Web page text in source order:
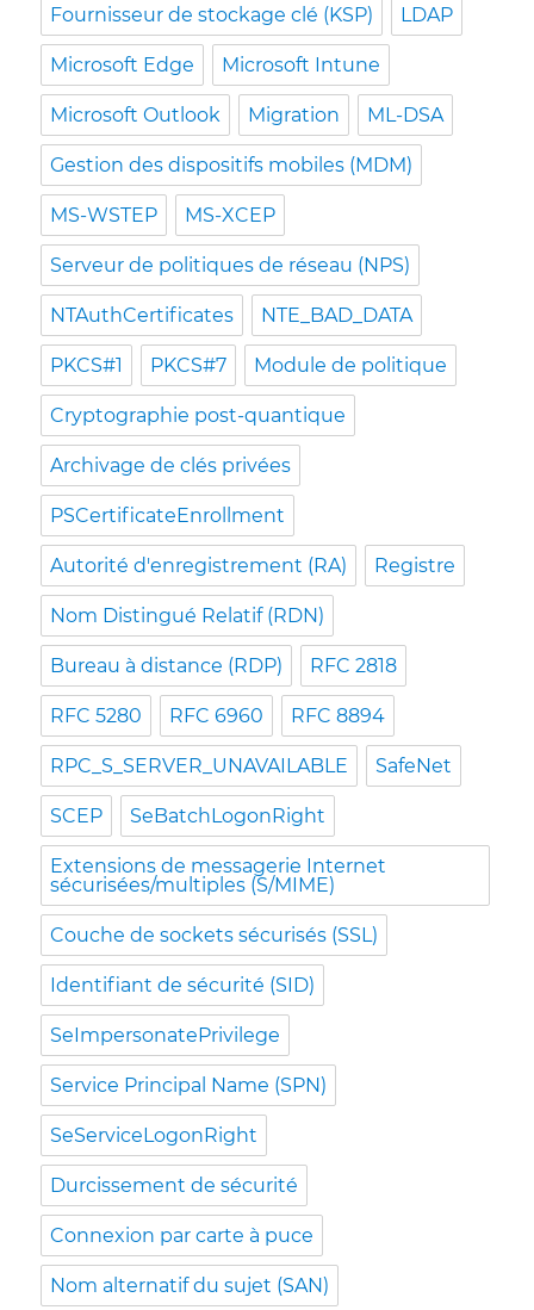
Fournisseur de stockage clé (KSP) LDAP
Microsoft Edge Microsoft Intune
Microsoft Outlook Migration ML-DSA
Gestion des dispositifs mobiles (MDM)
MS-WSTEP MS-XCEP
Serveur de politiques de réseau (NPS)
NTAuthCertificates NTE_BAD_DATA
PKCS#1 PKCS#7 Module de politique
Cryptographie post-quantique
Archivage de clés privées
PSCertificateEnrollment
Autorité d'enregistrement (RA) Registre
Nom Distingué Relatif (RDN)
Bureau à distance (RDP) RFC 2818
RFC 5280 RFC 6960 RFC 8894
RPC_S_SERVER_UNAVAILABLE SafeNet
SCEP SeBatchLogonRight
Extensions de messagerie Internet
sécurisées/multiples (S/MIME)
Couche de sockets sécurisés (SSL)
Identifiant de sécurité (SID)
SeImpersonatePrivilege
Service Principal Name (SPN)
SeServiceLogonRight
Durcissement de sécurité
Connexion par carte à puce
Nom alternatif du sujet (SAN)